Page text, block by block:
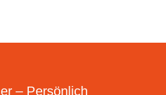
– Persönlich